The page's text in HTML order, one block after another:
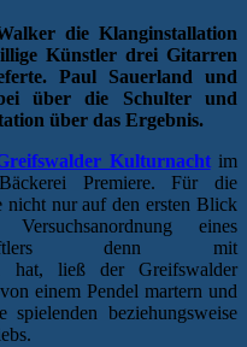
die Klanginstallation
Künstler drei Gitarren
Paul Sauerland und
über die Schulter und
über das Ergebnis.
Kulturnachtim
Premiere. Für die
nur auf den ersten Blick
eines
denn mit
hat, ließ der Greifswalder
einem Pendel martern und
beziehungsweise